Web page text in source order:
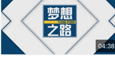
04:38